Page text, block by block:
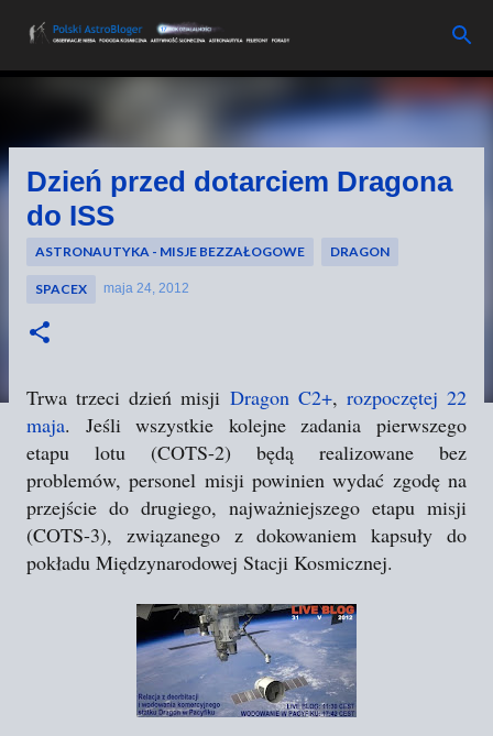
Przejdź do głównej zawartości
Dzień przed dotarciem Dragona
do ISS
ASTRONAUTYKA - MISJE BEZZAŁOGOWE DRAGON
SPACEX maja 24, 2012
Trwa trzeci dzień misji Dragon C2+, rozpoczętej 22
maja. Jeśli wszystkie kolejne zadania pierwszego
etapu lotu (COTS-2) będą realizowane bez
problemów, personel misji powinien wydać zgodę na
przejście do drugiego, najważniejszego etapu misji
(COTS-3), związanego z dokowaniem kapsuły do
pokładu Międzynarodowej Stacji Kosmicznej.